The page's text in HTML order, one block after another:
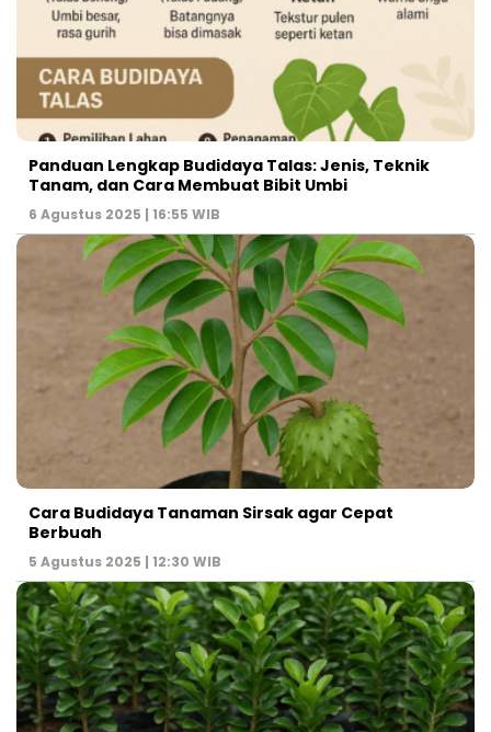
Panduan Lengkap Budidaya Talas: Jenis, Teknik
Tanam, dan Cara Membuat Bibit Umbi
6 Agustus 2025 | 16:55 WIB
Cara Budidaya Tanaman Sirsak agar Cepat
Berbuah
5 Agustus 2025 | 12:30 WIB